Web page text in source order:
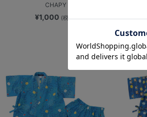
CHAPY
¥1,000 (税込)